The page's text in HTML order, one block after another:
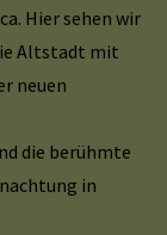
Hier sehen wir
Altstadt mit
neuen
die berühmte
in